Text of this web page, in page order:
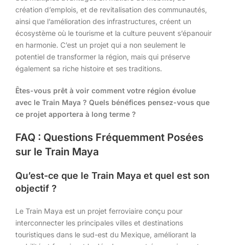
création d’emplois, et de revitalisation des communautés,
ainsi que l’amélioration des infrastructures, créent un
écosystème où le tourisme et la culture peuvent s’épanouir
en harmonie. C’est un projet qui a non seulement le
potentiel de transformer la région, mais qui préserve
également sa riche histoire et ses traditions.
Êtes-vous prêt à voir comment votre région évolue
avec le Train Maya ? Quels bénéfices pensez-vous que
ce projet apportera à long terme ?
FAQ : Questions Fréquemment Posées
sur le Train Maya
Qu’est-ce que le Train Maya et quel est son
objectif ?
Le Train Maya est un projet ferroviaire conçu pour
interconnecter les principales villes et destinations
touristiques dans le sud-est du Mexique, améliorant la